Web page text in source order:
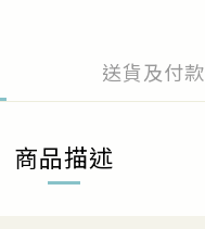
送貨及付
商品描述